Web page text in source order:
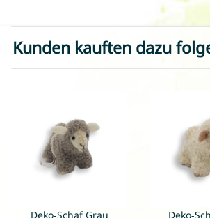
Kunden kauften dazu
Deko-Schaf Grau Deko-